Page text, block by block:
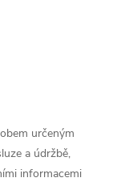
určeným
a údržbě,
informacemi